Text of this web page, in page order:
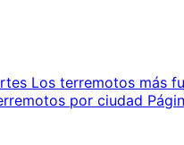
Los terremotos más
por ciudad